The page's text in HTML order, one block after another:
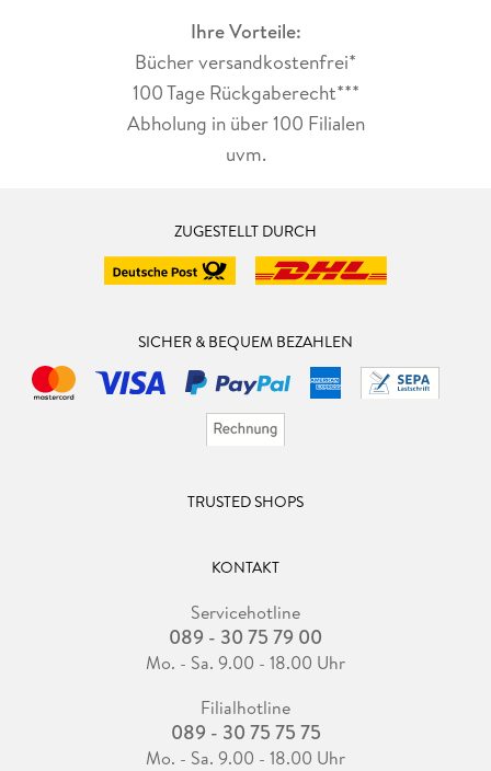
Ihre Vorteile:
Bücher versandkostenfrei*
100 Tage Rückgaberecht***
Abholung in über 100 Filialen
uvm.
ZUGESTELLT DURCH
SICHER & BEQUEM BEZAHLEN
TRUSTED SHOPS
KONTAKT
Servicehotline
089 - 30 75 79 00
Mo. - Sa. 9.00 - 18.00 Uhr
Filialhotline
089 - 30 75 75 75
Mo. - Sa. 9.00 - 18.00 Uhr